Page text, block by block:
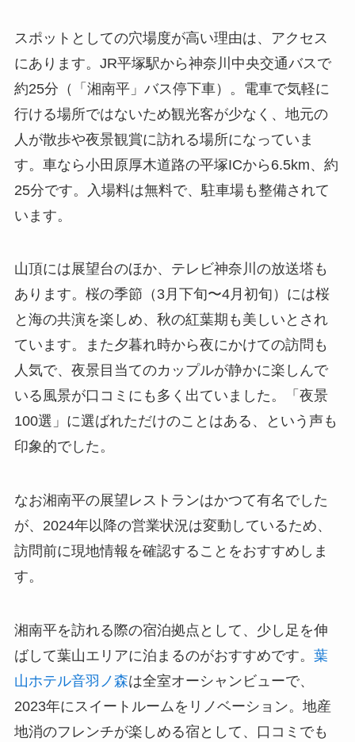
スポットとしての穴場度が高い理由は、アクセス
にあります。JR平塚駅から神奈川中央交通バスで
約25分（「湘南平」バス停下車）。電車で気軽に
行ける場所ではないため観光客が少なく、地元の
人が散歩や夜景観賞に訪れる場所になっていま
す。車なら小田原厚木道路の平塚ICから6.5km、約
25分です。入場料は無料で、駐車場も整備されて
います。
山頂には展望台のほか、テレビ神奈川の放送塔も
あります。桜の季節（3月下旬〜4月初旬）には桜
と海の共演を楽しめ、秋の紅葉期も美しいとされ
ています。また夕暮れ時から夜にかけての訪問も
人気で、夜景目当てのカップルが静かに楽しんで
いる風景が口コミにも多く出ていました。「夜景
100選」に選ばれただけのことはある、という声も
印象的でした。
なお湘南平の展望レストランはかつて有名でした
が、2024年以降の営業状況は変動しているため、
訪問前に現地情報を確認することをおすすめしま
す。
湘南平を訪れる際の宿泊拠点として、少し足を伸
ばして葉山エリアに泊まるのがおすすめです。 葉
山ホテル音羽ノ森は全室オーシャンビューで、
2023年にスイートルームをリノベーション。地産
地消のフレンチが楽しめる宿として、口コミでも